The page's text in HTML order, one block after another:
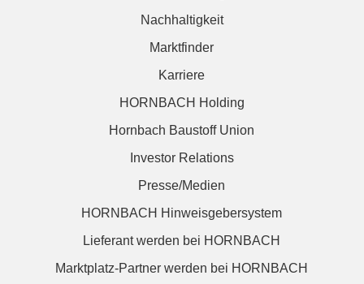
Nachhaltigkeit
Marktfinder
Karriere
HORNBACH Holding
Hornbach Baustoff Union
Investor Relations
Presse/Medien
HORNBACH Hinweisgebersystem
Lieferant werden bei HORNBACH
Marktplatz-Partner werden bei HORNBACH